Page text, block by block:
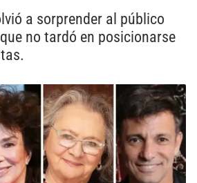
a sorprender al público
no tardó en posicionarse